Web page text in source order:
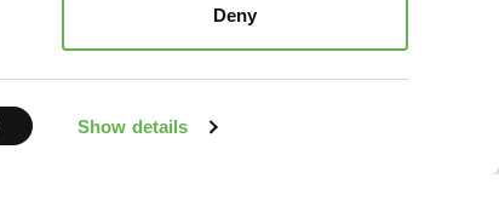
Show details
Deny